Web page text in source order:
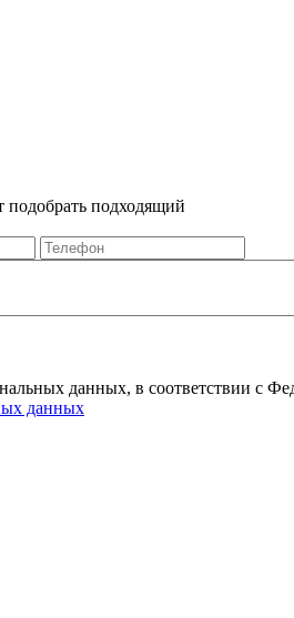
подобрать подходящий
данных, в соответствии с
данных